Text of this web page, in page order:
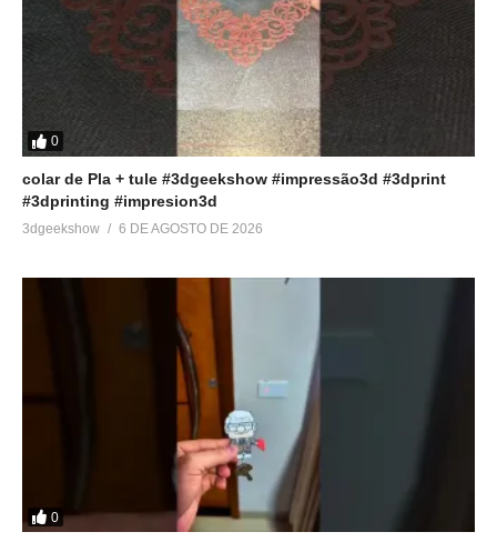
Relacionado
Crie SUPORTES com
apenas UM CLIQUE no
30 de janeiro de 2021
Em "Dicas"
🔥 Novo Fatiador Cura 5.4:
Tudo o Que Você Precisa
e Melhorias!
Em "Fatiadores"
com o Cura – Interface
28 de dezembro de 2019
Em "Curso de Impressão 3D
Gratuito"
0
colar de Pla + tule #3dgeekshow #impressão3d #3dprint
#3dprinting #impresion3d
3dgeekshow 6 DE AGOSTO DE 2026
0